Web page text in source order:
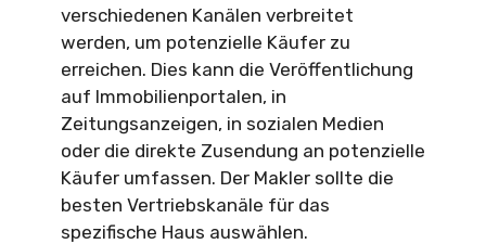
verschiedenen Kanälen verbreitet
werden, um potenzielle Käufer zu
erreichen. Dies kann die Veröffentlichung
auf Immobilienportalen, in
Zeitungsanzeigen, in sozialen Medien
oder die direkte Zusendung an potenzielle
Käufer umfassen. Der Makler sollte die
besten Vertriebskanäle für das
spezifische Haus auswählen.